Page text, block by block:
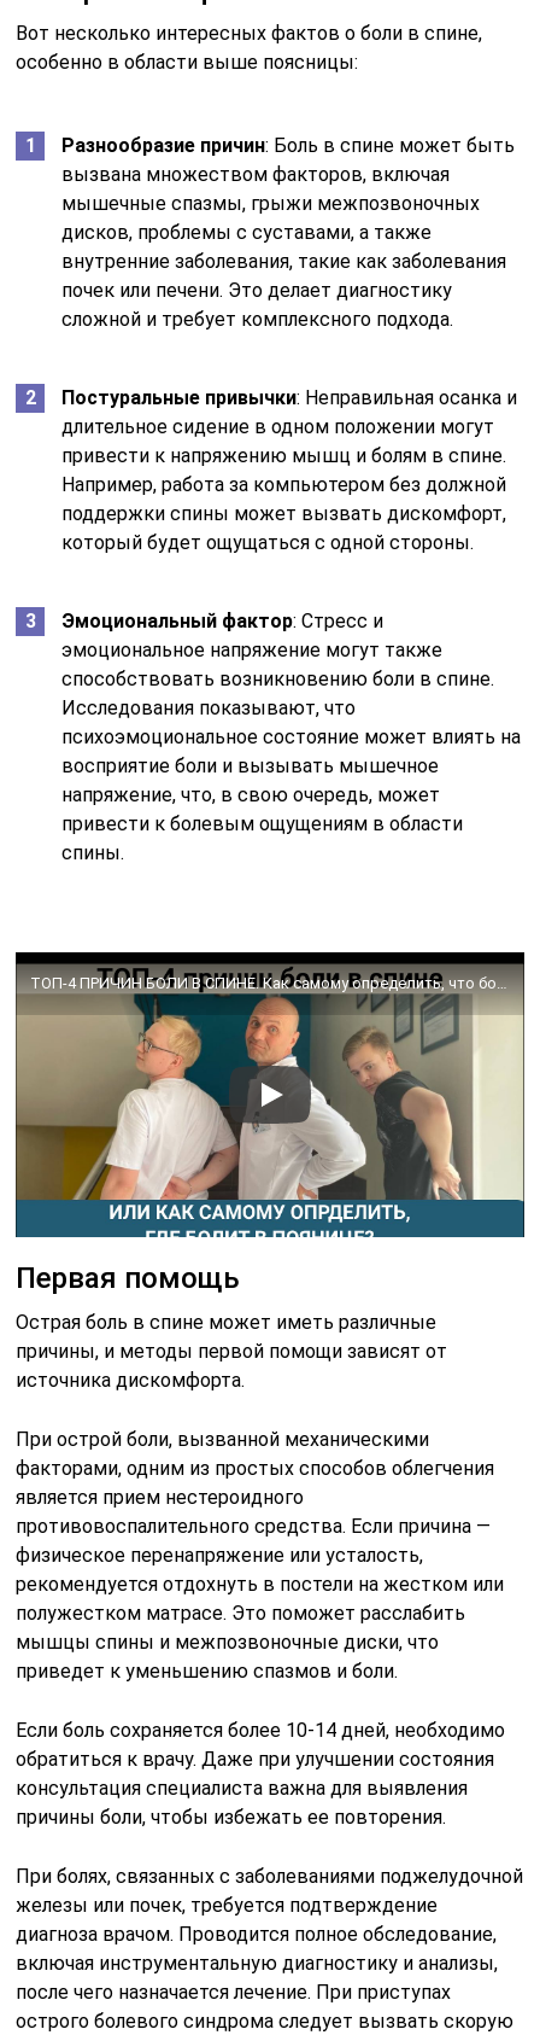
Вот несколько интересных фактов о боли в спине,
особенно в области выше поясницы:
Разнообразие причин: Боль в спине может быть
вызвана множеством факторов, включая
мышечные спазмы, грыжи межпозвоночных
дисков, проблемы с суставами, а также
внутренние заболевания, такие как заболевания
почек или печени. Это делает диагностику
сложной и требует комплексного подхода.
Постуральные привычки: Неправильная осанка и
длительное сидение в одном положении могут
привести к напряжению мышц и болям в спине.
Например, работа за компьютером без должной
поддержки спины может вызвать дискомфорт,
который будет ощущаться с одной стороны.
Эмоциональный фактор: Стресс и
эмоциональное напряжение могут также
способствовать возникновению боли в спине.
Исследования показывают, что
психоэмоциональное состояние может влиять на
восприятие боли и вызывать мышечное
напряжение, что, в свою очередь, может
привести к болевым ощущениям в области
спины.
Первая помощь
Острая боль в спине может иметь различные
причины, и методы первой помощи зависят от
источника дискомфорта.
При острой боли, вызванной механическими
факторами, одним из простых способов облегчения
является прием нестероидного
противовоспалительного средства. Если причина —
физическое перенапряжение или усталость,
рекомендуется отдохнуть в постели на жестком или
полужестком матрасе. Это поможет расслабить
мышцы спины и межпозвоночные диски, что
приведет к уменьшению спазмов и боли.
Если боль сохраняется более 10-14 дней, необходимо
обратиться к врачу. Даже при улучшении состояния
консультация специалиста важна для выявления
причины боли, чтобы избежать ее повторения.
При болях, связанных с заболеваниями поджелудочной
железы или почек, требуется подтверждение
диагноза врачом. Проводится полное обследование,
включая инструментальную диагностику и анализы,
после чего назначается лечение. При приступах
острого болевого синдрома следует вызвать скорую